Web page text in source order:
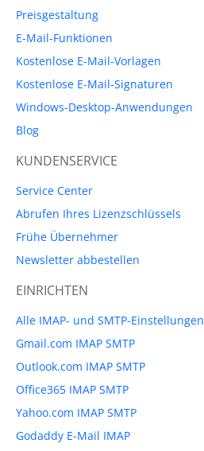
Preisgestaltung
E-Mail-Funktionen
Kostenlose E-Mail-Vorlagen
Kostenlose E-Mail-Signaturen
Windows-Desktop-Anwendungen
Blog
KUNDENSERVICE
Service Center
Abrufen Ihres Lizenzschlüssels
Frühe Übernehmer
Newsletter abbestellen
EINRICHTEN
Alle IMAP- und SMTP-Einstellungen
Gmail.com IMAP SMTP
Outlook.com IMAP SMTP
Office365 IMAP SMTP
Yahoo.com IMAP SMTP
Godaddy E-Mail IMAP